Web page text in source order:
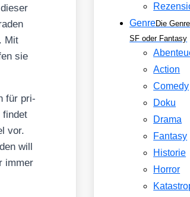
Mit
sie
für pri­
fin­det
vor.
will
immer
GenreDie
SF oder Fantasy
Action
Comedy
Doku
Drama
Fantasy
Historie
Horror